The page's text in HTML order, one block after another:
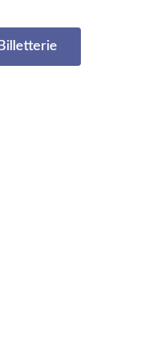
Billetterie